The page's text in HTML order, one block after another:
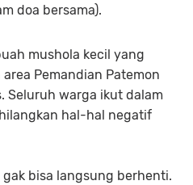
doa bersama).
mushola kecil yang
Pemandian Patemon
Seluruh warga ikut dalam
hal-hal negatif
bisa langsung berhenti.